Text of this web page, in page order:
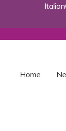
Home